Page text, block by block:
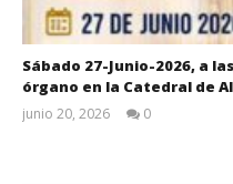
Sábado 27-Junio-2026, a
órgano en la Catedral de
junio 20, 2026
0